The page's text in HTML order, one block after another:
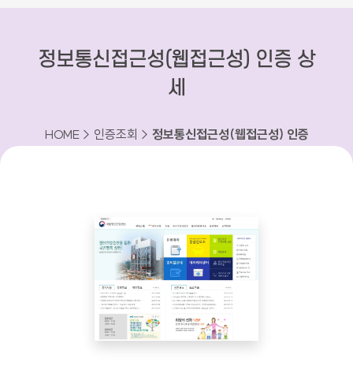
정보통신접근성(웹접근성) 인증 상
세
HOME > 인증조회 > 정보통신접근성(웹접근성) 인증